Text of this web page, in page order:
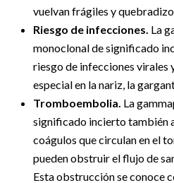
vuelvan frágiles y
Riesgo de infecciones. La
monoclonal de significado
riesgo de infecciones virales
especial en la nariz, la
Tromboembolia. La
significado incierto también
coágulos que circulan en el
pueden obstruir el flujo de
Esta obstrucción se conoce